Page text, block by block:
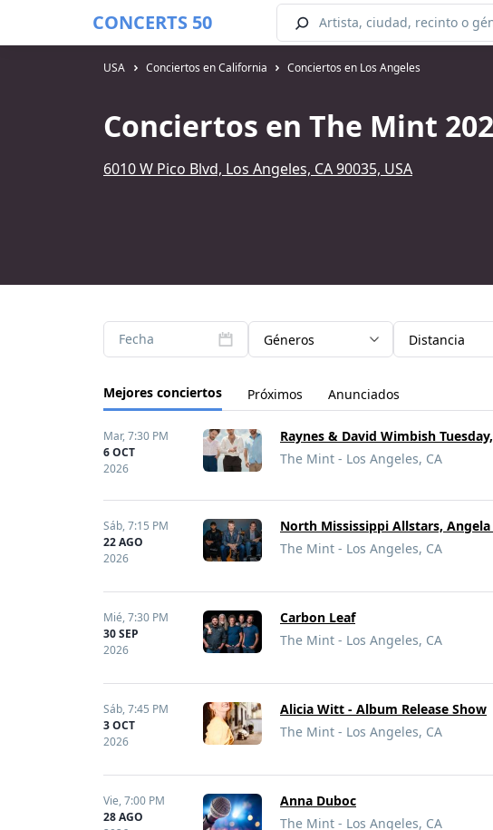
CONCERTS 50
USA Conciertos en California Conciertos en Los Angeles
Conciertos en The Mint
6010 W Pico Blvd, Los Angeles, CA 90035, USA
Fecha Géneros Distancia
Mejores conciertos Próximos Anunciados
Mar,7:30 PM
6 OCT
2026
Raynes & David Wimbish
The Mint - Los Angeles, CA
Sáb,7:15 PM
22 AGO
2026
North Mississippi Allstars,
The Mint - Los Angeles, CA
Mié,7:30 PM
30 SEP
2026
Carbon Leaf
The Mint - Los Angeles, CA
Sáb,7:45 PM
3 OCT
2026
Alicia Witt - Album Release Show
The Mint - Los Angeles, CA
Vie,7:00 PM
28 AGO
Anna Duboc
The Mint - Los Angeles, CA